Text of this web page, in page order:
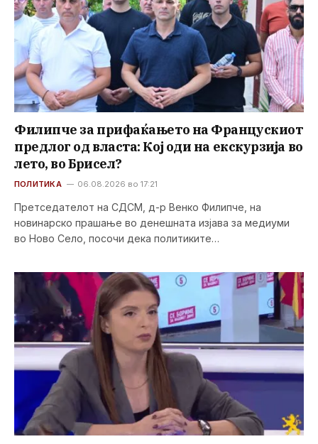
Филипче за прифаќањето на Францускиот
предлог од власта: Кој оди на екскурзија во
лето, во Брисел?
ПОЛИТИКА 06.08.2026 во 17:21
Претседателот на СДСМ, д-р Венко Филипче, на
новинарско прашање во денешната изјава за медиуми
во Ново Село, посочи дека политиките…